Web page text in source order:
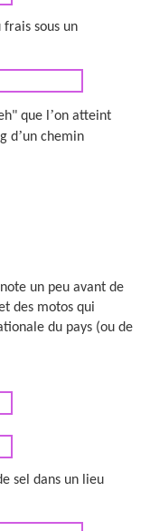
sous un
que l ’on atteint
d’un chemin
un peu avant de
des motos qui
du pays (ou de
sel dans un lieu